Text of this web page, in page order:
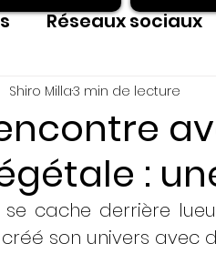
Réseaux sociaux
shooting photo
& Engagements:
Shiro Milla3 min de lecture
se cache derrière
son univers avec